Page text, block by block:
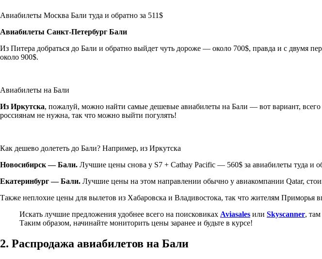
Авиабилеты Москва Бали туда и обратно за 511$
Авиабилеты Санкт-Петербург Бали
Из Питера добраться до Бали и обратно выйдет чуть дороже — около 700$, правда и с двумя
около 900$.
Авиабилеты на Бали
Из Иркутска, пожалуй, можно найти самые дешевые авиабилеты на Бали — вот вариант, всего
россиянам не нужна, так что можно выйти погулять!
Как дешево долететь до Бали? Например, из Иркутска
Новосибирск — Бали. Лучшие цены снова у S7 + Cathay Pacific — 560$ за авиабилеты туда и
Екатеринбург — Бали. Лучшие цены на этом направлении обычно у авиакомпании Qatar,
Также неплохие цены для вылетов из Хабаровска и Владивостока, так что жителям Приморья
Искать лучшие предложения удобнее всего на поисковиках Aviasales или Skyscanner,
Таким образом, начинайте мониторить цены заранее и будьте в курсе!
2. Распродажа авиабилетов на Бали